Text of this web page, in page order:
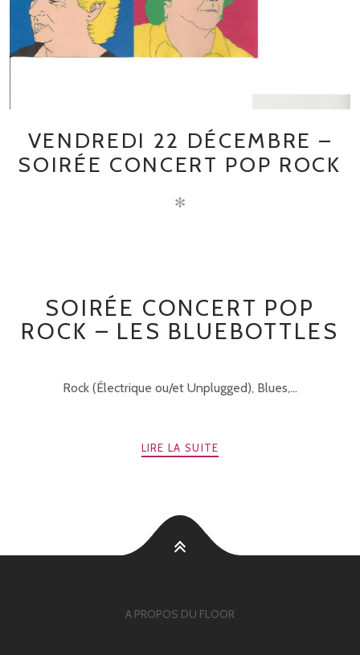
VENDREDI 22 DÉCEMBRE –
SOIRÉE CONCERT POP ROCK
✻
SOIRÉE CONCERT POP
ROCK – LES BLUEBOTTLES
Rock (Électrique ou/et Unplugged), Blues,...
LIRE LA SUITE
A PROPOS DU FLOOR